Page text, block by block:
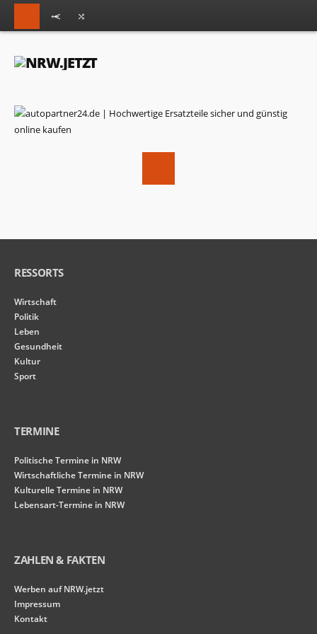
RESSORTS
Wirtschaft
Politik
Leben
Gesundheit
Kultur
Sport
TERMINE
Politische Termine in NRW
Wirtschaftliche Termine in NRW
Kulturelle Termine in NRW
Lebensart-Termine in NRW
ZAHLEN & FAKTEN
Werben auf NRW.jetzt
Impressum
Kontakt
Notwendig
Diese
sind nicht
optional. Sie
werden
benötigt,
Statistiken
Funktionalität
und Struktur